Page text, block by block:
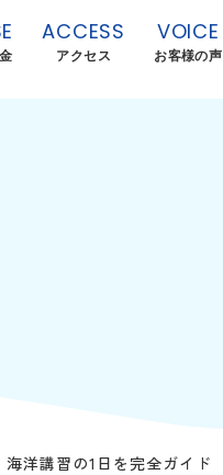
ACCESS
アクセス
VOICE
お客様の声
洋講習の1日を完全ガイド